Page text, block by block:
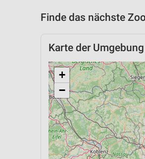
Finde das nächste
Karte der
+
−